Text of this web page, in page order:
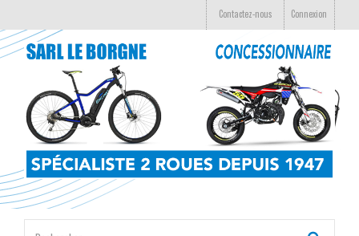
Connexion
Contactez-nous